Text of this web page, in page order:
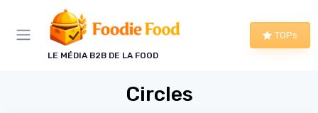
LE MÉDIA B2B DE LA FOOD
TOPs
Circles
Panneau de gestion des cookies